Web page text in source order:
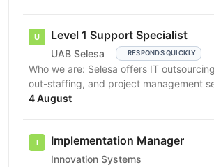
Level 1 Support Specialist
UAB Selesa RESPONDS QUICKLY
Who we are: Selesa offers IT
out-staffing, and project management
enhance business operations. We focus
4 August
Implementation Manager
Innovation Systems